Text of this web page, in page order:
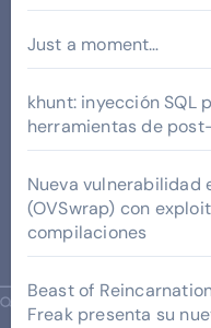
Just a moment…
khunt: inyección SQL
herramientas de
Nueva vulnerabilidad
(OVSwrap) con
compilaciones
Beast of
Freak presenta su